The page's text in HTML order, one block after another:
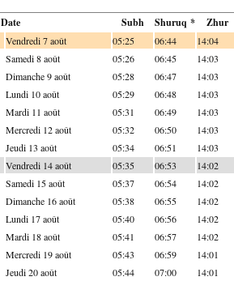
Date Subh Shuruq * Zhur
Vendredi 7 août 05:25 06:44 14:04
Samedi 8 août 05:26 06:45 14:03
Dimanche 9 août 05:28 06:47 14:03
Lundi 10 août 05:29 06:48 14:03
Mardi 11 août 05:31 06:49 14:03
Mercredi 12 août 05:32 06:50 14:03
Jeudi 13 août 05:34 06:51 14:03
Vendredi 14 août 05:35 06:53 14:02
Samedi 15 août 05:37 06:54 14:02
Dimanche 16 août 05:38 06:55 14:02
Lundi 17 août 05:40 06:56 14:02
Mardi 18 août 05:41 06:57 14:02
Mercredi 19 août 05:43 06:59 14:01
Jeudi 20 août 05:44 07:00 14:01